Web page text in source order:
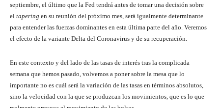
septiembre, el último que la Fed tendrá antes de tomar una decisión sobre
el tapering en su reunión del próximo mes, será igualmente determinante
para entender las fuerzas dominantes en esta última parte del año. Veremos
el efecto de la variante Delta del Coronavirus y de su recuperación.
En este contexto y del lado de las tasas de interés tras la complicada
semana que hemos pasado, volvemos a poner sobre la mesa que lo
importante no es cuál será la variación de las tasas en términos absolutos,
sino la velocidad con la que se produzcan los movimientos, que es lo que